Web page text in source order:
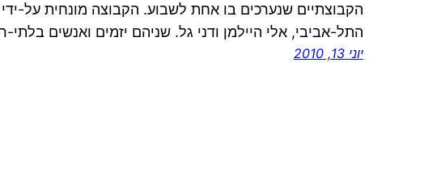
הקבוצתיים שנערכים בו אחת לשבוע. הקבוצה מונחית על-
התל-אביבי, אלי היילמן ודני גל. שניהם יזמים ואנשים בלתי-
יוני 13, 2010